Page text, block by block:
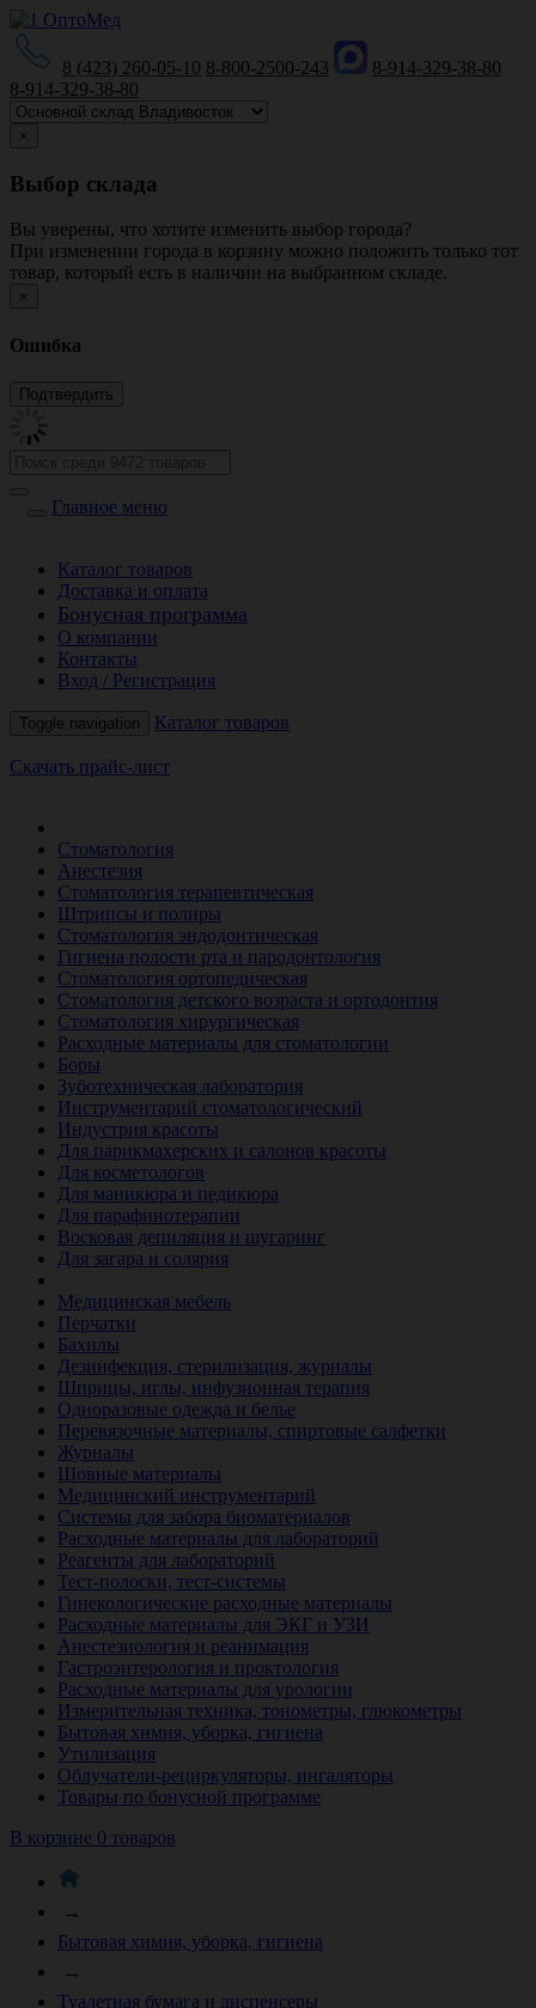
8 (423) 260-05-10 8-800-2500-243
8-914-329-38-80
8-914-329-38-80
×
Выбор склада
Вы уверены, что хотите изменить выбор города?
При изменении города в корзину можно положить только тот
товар, который есть в наличии на выбранном складе.
×
Ошибка
Главное меню
Каталог товаров
Доставка и оплата
Бонусная программа
О компании
Контакты
Вход / Регистрация
Toggle navigation Каталог товаров
Скачать прайс-лист
Стоматология
Анестезия
Стоматология терапевтическая
Штрипсы и полиры
Стоматология эндодонтическая
Гигиена полости рта и пародонтология
Стоматология ортопедическая
Стоматология детского возраста и ортодонтия
Стоматология хирургическая
Расходные материалы для стоматологии
Боры
Зуботехническая лаборатория
Инструментарий стоматологический
Индустрия красоты
Для парикмахерских и салонов красоты
Для косметологов
Для маникюра и педикюра
Для парафинотерапии
Восковая депиляция и шугаринг
Для загара и солярия
Медицинская мебель
Перчатки
Бахилы
Дезинфекция, стерилизация, журналы
Шприцы, иглы, инфузионная терапия
Одноразовые одежда и белье
Перевязочные материалы, спиртовые салфетки
Журналы
Шовные материалы
Медицинский инструментарий
Системы для забора биоматериалов
Расходные материалы для лабораторий
Реагенты для лабораторий
Тест-полоски, тест-системы
Гинекологические расходные материалы
Расходные материалы для ЭКГ и УЗИ
Анестезиология и реанимация
Гастроэнтерология и проктология
Расходные материалы для урологии
Измерительная техника, тонометры, глюкометры
Бытовая химия, уборка, гигиена
Утилизация
Облучатели-рециркуляторы, ингаляторы
Товары по бонусной программе
В корзине 0 товаров
→
Бытовая химия, уборка, гигиена
→
Туалетная бумага и диспенсеры